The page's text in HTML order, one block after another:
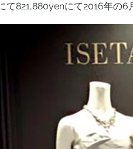
て821,880yenにて2016年の